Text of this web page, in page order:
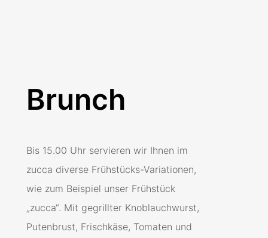
Brunch
Bis 15.00 Uhr servieren wir Ihnen im
zucca diverse Frühstücks-Variationen,
wie zum Beispiel unser Frühstück
„zucca“. Mit gegrillter Knoblauchwurst,
Putenbrust, Frischkäse, Tomaten und